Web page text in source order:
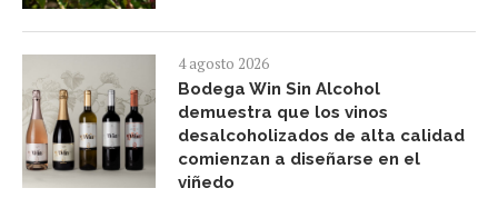
4 agosto 2026
Bodega Win Sin Alcohol
demuestra que los vinos
desalcoholizados de alta calidad
comienzan a diseñarse en el
viñedo